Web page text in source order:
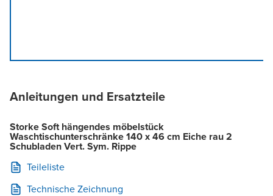
Anleitungen und Ersatzteile
Storke Soft hängendes möbelstück
Waschtischunterschränke 140 x 46 cm Eiche rau 2
Schubladen Vert. Sym. Rippe
Teileliste
Technische Zeichnung